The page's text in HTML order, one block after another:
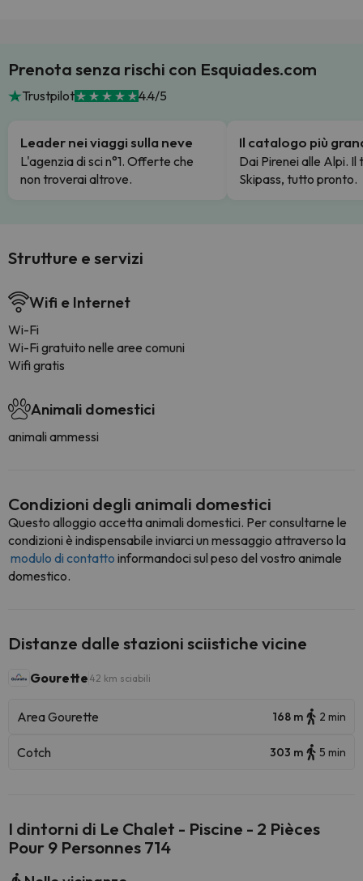
Prenota senza rischi con Esquiades.com
Trustpilot 4.4/5
Leader nei viaggi sulla neve
L'agenzia di sci n°1. Offerte che
non troverai altrove.
Il catalogo più
Dai Pirenei alle Alpi. Il
Skipass, tutto pronto.
Strutture e servizi
Wifi e Internet
Wi-Fi
Wi-Fi gratuito nelle aree comuni
Wifi gratis
Animali domestici
animali ammessi
Condizioni degli animali domestici
Questo alloggio accetta animali domestici. Per consultarne le
condizioni è indispensabile inviarci un messaggio attraverso la
modulo di contatto informandoci sul peso del vostro animale
domestico.
Distanze dalle stazioni sciistiche vicine
Gourette 42 km sciabili
Area Gourette 168 m 2 min
Cotch 303 m 5 min
I dintorni di Le Chalet - Piscine - 2 Pièces
Pour 9 Personnes 714